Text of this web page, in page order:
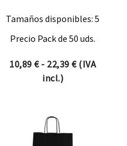
desde 6,96 € hasta
Tamaños disponibles: 5
Precio Pack de 50 uds.
10,89 € - 22,39 €Rango de
(IVA
incl.)